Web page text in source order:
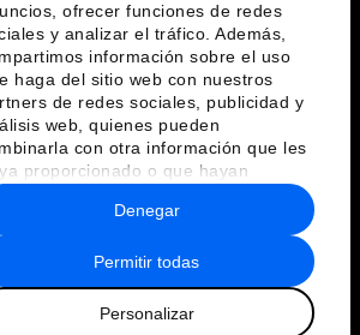
ofrecer funciones de redes
y analizar el tráfico. Además,
información sobre el uso
haga del sitio web con nuestros
de redes sociales, publicidad y
web, quienes pueden
con otra información que les
proporcionado o que hayan
a partir del uso que haya
de sus servicios.
Permitir todas
Personalizar
Denegar
idiomas
privacidad y normas de uso
Sitemap
Foro Económico Mundial